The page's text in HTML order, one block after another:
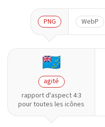
PNG WebP
agité
rapport d'aspect 4:3
pour toutes les icônes